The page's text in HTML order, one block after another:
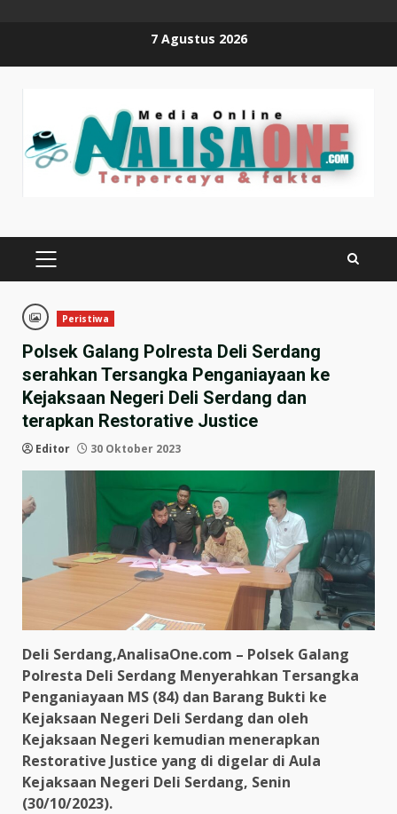
7 Agustus 2026
PRIMARY
Peristiwa
Polsek Galang Polresta Deli Serdang
serahkan Tersangka Penganiayaan ke
Kejaksaan Negeri Deli Serdang dan
terapkan Restorative Justice
Editor 30 Oktober 2023
Deli Serdang,AnalisaOne.com – Polsek Galang
Polresta Deli Serdang Menyerahkan Tersangka
Penganiayaan MS (84) dan Barang Bukti ke
Kejaksaan Negeri Deli Serdang dan oleh
Kejaksaan Negeri kemudian menerapkan
Restorative Justice yang di digelar di Aula
Kejaksaan Negeri Deli Serdang, Senin
(30/10/2023).